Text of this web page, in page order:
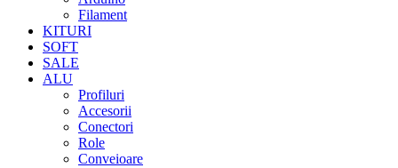
Filament
KITURI
SOFT
SALE
ALU
Profiluri
Accesorii
Conectori
Role
Conveioare